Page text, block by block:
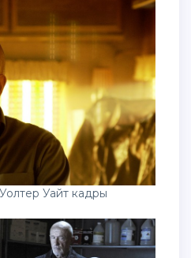
Уайт кадры